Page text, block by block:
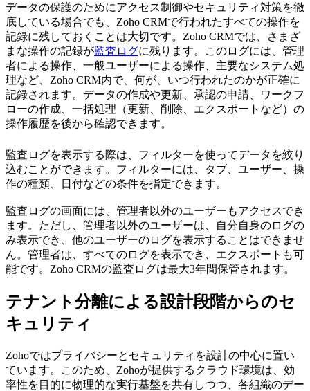
データの保護のためにアクセス制御やセキュリティ対策を徹
底している場合でも、Zoho CRMで行われたすべての操作を
記録に残しておくことは大切です。Zoho CRMでは、さまざ
まな操作の記録が監査ログに残ります。このログには、管理
者による操作、一般ユーザーによる操作、主要なシステム処
理など、Zoho CRM内で、何が、いつ行われたのかが正確に
記録されます。データの作成や更新、承認の申請、ワークフ
ローの作成、一括処理（更新、削除、エクスポートなど）の
操作履歴を後から確認できます。
監査ログを表示する際は、フィルターを使ってデータを絞り
込むことができます。フィルターには、タブ、ユーザー、操
作の種類、日付などの条件を指定できます。
監査ログの画面には、管理者以外のユーザーもアクセスでき
ます。ただし、管理者以外のユーザーは、自分自身のログの
み表示でき、他のユーザーのログを表示することはできませ
ん。管理者は、すべてのログを表示でき、エクスポートも可
能です。Zoho CRMの監査ログは最大3年間保管されます。
テナント分離による設計段階からのセ
キュリティ
Zohoではプライバシーとセキュリティを設計の中心に置い
ています。このため、Zohoが提供するクラウド環境は、効
率性を目的に物理的な実行基盤を共有しつつ、各組織のデー